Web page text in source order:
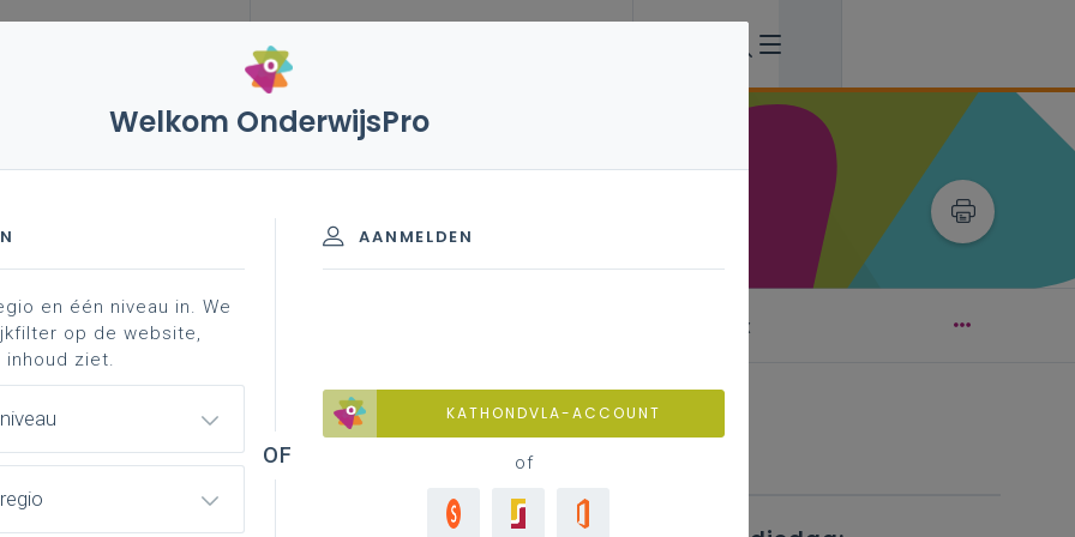
aan de slag: community service learning aan de slag: toolbox
Welkom OnderwijsPro
AANMELDEN
KATHONDVLA-ACCOUNT
of
en één niveau in. We
op de website,
ziet.